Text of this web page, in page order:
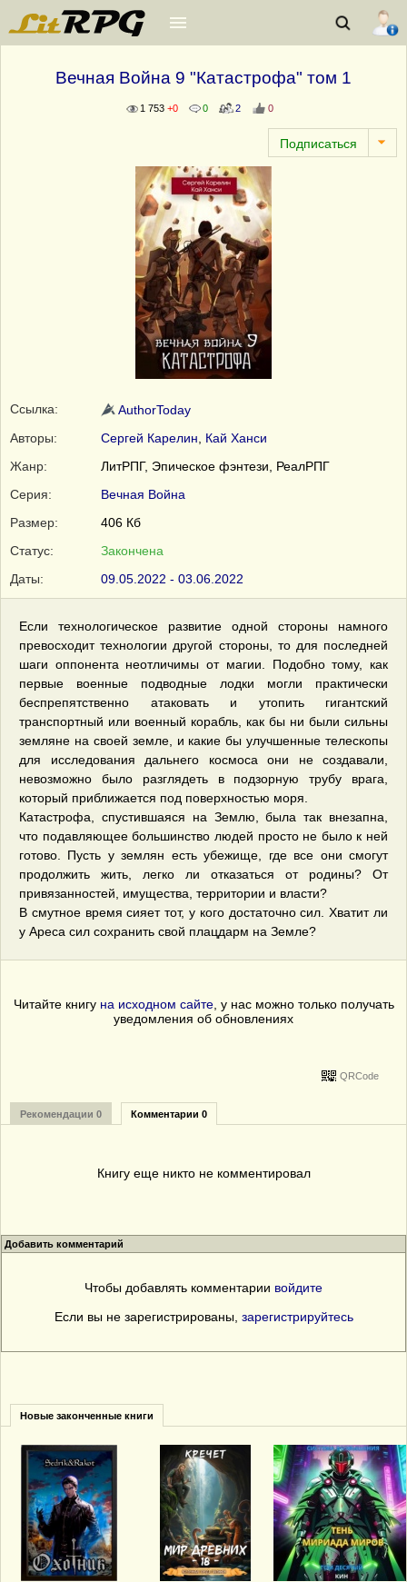
Вечная Война 9 "Катастрофа" том 1
1 753 +0 0 2 0
Ссылка:
AuthorToday
Авторы:
Сергей Карелин
Кай Ханси
Жанр:
ЛитРПГ, Эпическое фэнтези, РеалРПГ
Серия:
Вечная Война
Размер:
406 Кб
Статус:
Закончена
Даты:
09.05.2022 - 03.06.2022
Если технологическое развитие одной стороны намного
превосходит технологии другой стороны, то для последней
шаги оппонента неотличимы от магии. Подобно тому, как
первые военные подводные лодки могли практически
беспрепятственно атаковать и утопить гигантский
транспортный или военный корабль, как бы ни были сильны
земляне на своей земле, и какие бы улучшенные телескопы
для исследования дальнего космоса они не создавали,
невозможно было разглядеть в подзорную трубу врага,
который приближается под поверхностью моря.
Катастрофа, спустившаяся на Землю, была так внезапна,
что подавляющее большинство людей просто не было к ней
готово. Пусть у землян есть убежище, где все они смогут
продолжить жить, легко ли отказаться от родины? От
привязанностей, имущества, территории и власти?
В смутное время сияет тот, у кого достаточно сил. Хватит ли
у Ареса сил сохранить свой плацдарм на Земле?
Читайте книгу на исходном сайте, у нас можно только получать
уведомления об обновлениях
QRCode
Рекомендации 0 Комментарии 0
Книгу еще никто не комментировал
Добавить комментарий
Чтобы добавлять комментарии войдите
Если вы не зарегистрированы, зарегистрируйтесь
Новые законченные книги